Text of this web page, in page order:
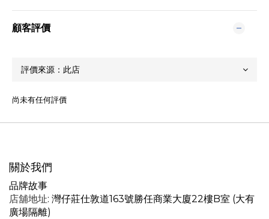
顧客評價
尚未有任何評價
關於我們
品牌故事
店舖地址: 灣仔莊仕敦道163號勝任商業大廈22樓B室 (大有
廣場隔離)